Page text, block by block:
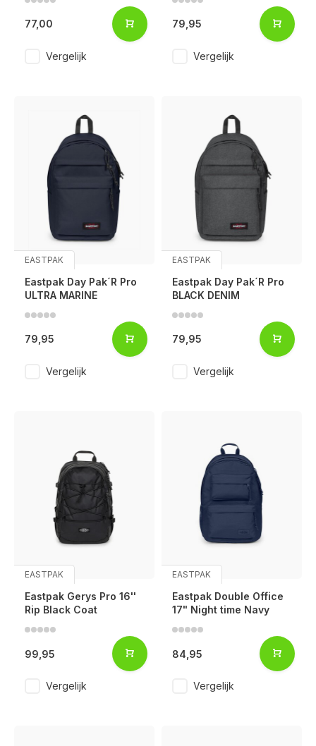
77,00
Vergelijk
79,95
Vergelijk
EASTPAK
Eastpak Day Pak´R Pro
ULTRA MARINE
79,95
Vergelijk
EASTPAK
Eastpak Day Pak´R Pro
BLACK DENIM
79,95
Vergelijk
EASTPAK
Eastpak Gerys Pro 16''
Rip Black Coat
99,95
Vergelijk
EASTPAK
Eastpak Double Office
17" Night time Navy
84,95
Vergelijk